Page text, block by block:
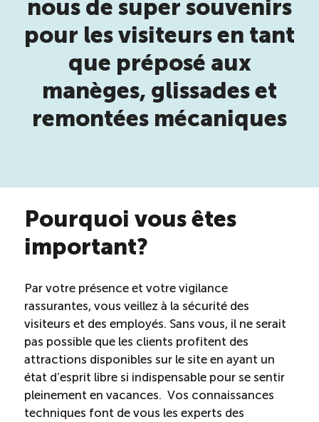
Reconnaissance des compétences (RCMO)
Bilan et reconnaissance des acquis (RAC)
Initiatives
Programme de francisation pour les entreprises
touristiques
Valorisation des métiers et carrières en tourisme
Entretien ménager : Évaluation – Pertinence de la
norme
Boomerang – Partage de ressources
nous de super souvenirs
pour les visiteurs en tant
que préposé aux
manèges, glissades et
remontées mécaniques
Pourquoi vous êtes
important?
Par votre présence et votre vigilance
rassurantes, vous veillez à la sécurité des
visiteurs et des employés. Sans vous, il ne serait
pas possible que les clients profitent des
attractions disponibles sur le site en ayant un
état d’esprit libre si indispensable pour se sentir
pleinement en vacances. Vos connaissances
techniques font de vous les experts des